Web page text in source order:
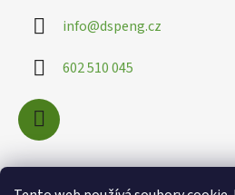
info@dspeng.cz
602 510 045
Nákupní košík